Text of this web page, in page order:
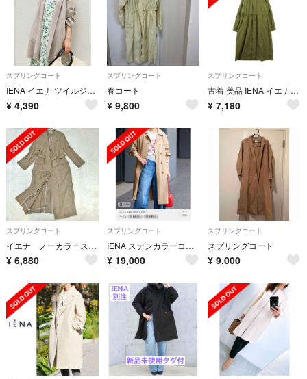
スプリングコート
IENA イエナ ツイルジャージフードコート
¥ 4,390
スプリングコート
春コート
¥ 9,800
スプリングコート
古着 美品 IENA イエナ 長袖 ナイロン スプリングコート 38 カーキグリーン フーディー取外し可 レディース
¥ 7,180
スプリングコート
イエナ ノーカラースプリングコート リネン ロング ベルト ポケット アウター
¥ 6,880
スプリングコート
IENA ステンカラーコート
¥ 19,000
スプリングコート
スプリングコート
¥ 9,000